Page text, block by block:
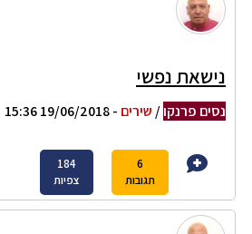
נישאת נפשי
נסים פרנקו/ שירים - 19/06/2018 15:36
6
תגובות
184
צפיות